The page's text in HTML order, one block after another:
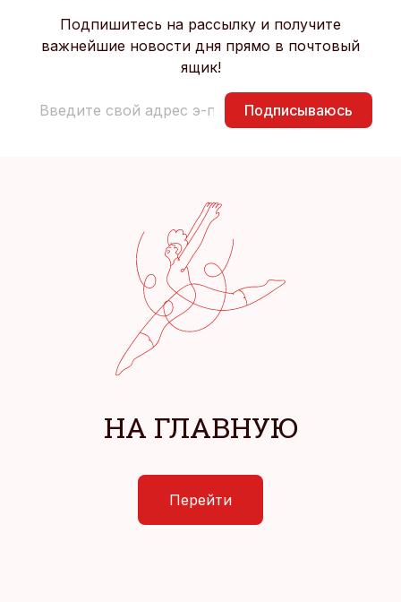
Подпишитесь на рассылку и получите
важнейшие новости дня прямо в почтовый
ящик!
Подписываюсь
НА ГЛАВНУЮ
Перейти